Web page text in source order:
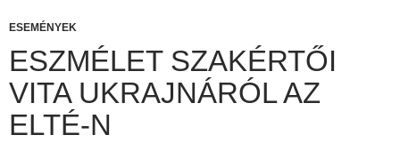
ESEMÉNYEK
ESZMÉLET SZAKÉRTŐI
VITA UKRAJNÁRÓL AZ
ELTÉ-N